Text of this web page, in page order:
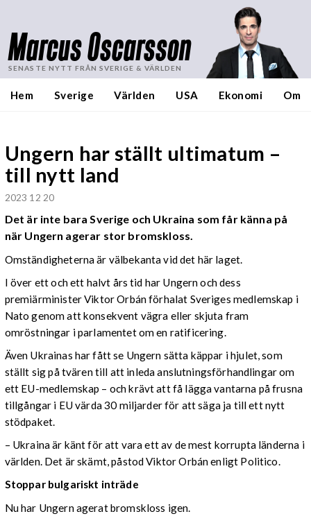
Marcus Oscarsson
SENASTE NYTT FRÅN SVERIGE & VÄRLDEN
Hem Sverige Världen USA Ekonomi Om
Ungern har ställt ultimatum –
till nytt land
2023 12 20
Det är inte bara Sverige och Ukraina som får känna på
när Ungern agerar stor bromskloss.
Omständigheterna är välbekanta vid det här laget.
I över ett och ett halvt års tid har Ungern och dess
premiärminister Viktor Orbán förhalat Sveriges medlemskap i
Nato genom att konsekvent vägra eller skjuta fram
omröstningar i parlamentet om en ratificering.
Även Ukrainas har fått se Ungern sätta käppar i hjulet, som
ställt sig på tvären till att inleda anslutningsförhandlingar om
ett EU-medlemskap – och krävt att få lägga vantarna på frusna
tillgångar i EU värda 30 miljarder för att säga ja till ett nytt
stödpaket.
– Ukraina är känt för att vara ett av de mest korrupta länderna i
världen. Det är skämt, påstod Viktor Orbán enligt Politico.
Stoppar bulgariskt inträde
Nu har Ungern agerat bromskloss igen.